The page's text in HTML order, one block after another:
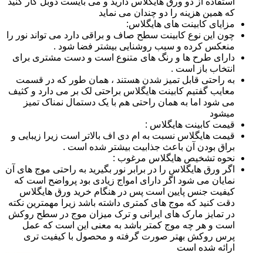
که همین هزینه را دو چندان می نماید
مزایای کابینت های هایگلاس:
چون این نوع کابینت سطح صاف و براقی دارد می تواند نور را
منعکس کرده و سبب روشنایی بیشتر فضا شود .
دارای طرح ها و رنگ های متنوع است و دست مشتری برای
انتخاب باز است .
به راحتی قابل تمیز شدن هستند ، همان طور که در قسمت
معایب گفتیم کابینت هایگلاس براحتی لک بر می دارد و کثیف
می شود اما به همان راحتی هم با یک دستمال نمناک تمیز
میشود
قیمت کابینت هایگلاس :
قیمت هایگلاس نسبت به ام دی اف بالاتر است زیرا زیبایی و
براق بودن آن باعث جذابیت بیشتر شده است .
نحوه تشخیص هایگلاس مرغوب :
اگر ورق هایگلاس را در برابر نور بگیرید به راحتی موج های آن
نمایان می شود اگر دارای امواج زیادی بود پرواضح است که
کیفیت جنس پایین است پس در هنگام خرید ورق هایگلاس
دقت کنید که موج های کمتری داشته باشد زیرا مهمترین نکته
در تمایز مارک های ایرانی و ترک میزان موج در سطح روکش
است و هر چه موج کمتر باشد به معنی این است که عمل
پرس روکش بهتر صورت گرفته و محصول با کیفیت تری
ارائه شده است